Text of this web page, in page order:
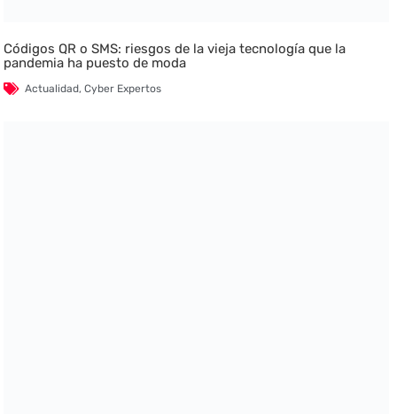
Códigos QR o SMS: riesgos de la vieja tecnología que la
pandemia ha puesto de moda
Actualidad,Cyber Expertos